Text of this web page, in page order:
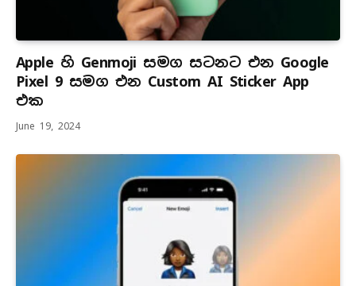
Apple හි Genmoji සමග සටනට එන Google
Pixel 9 සමග එන Custom AI Sticker App
එක
June 19, 2024